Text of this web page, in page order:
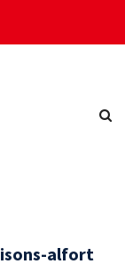
alfort